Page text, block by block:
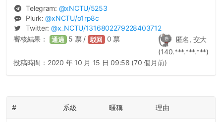
Telegram: @xNCTU/5253
Plurk:@xNCTU/o1rp8c
Twitter: @x_NCTU/1316802279228403712
匿名, 交大
(140.***.***.***)
審核結果： 通過 5 票 / 駁回 0 票
投稿時間： 2020 年 10 月 15 日 09:58 (70 個月前)
# 系級 暱稱 理由